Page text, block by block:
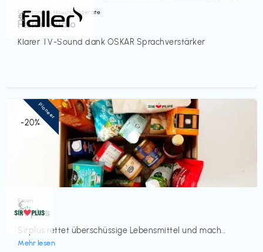
Elektronik & Haushaltsgeräte
Faller Audio
Klarer TV-Sound dank OSKAR Sprachverstärker
€‎
-20%
Essen
Sirplus
Sirplus rettet überschüssige Lebensmittel und mach...
Mehr lesen
€‎
Pioneer